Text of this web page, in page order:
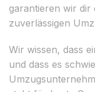
garantieren wir dir
zuverlässigen
Wir wissen, dass
und dass es